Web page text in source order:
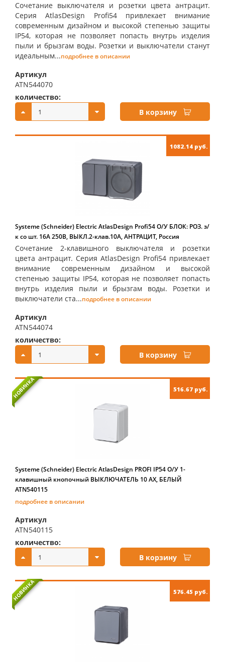
Сочетание выключателя и розетки цвета антрацит.
Серия AtlasDesign Profi54 привлекает внимание
современным дизайном и высокой степенью защиты
IP54, которая не позволяет попасть внутрь изделия
пыли и брызгам воды. Розетки и выключатели станут
идеальным...подробнее в описании
Артикул
ATN544070
количество:
В корзину
1082.14 руб.
Systeme (Schneider) Electric AtlasDesign Profi54 О/У БЛОК: РОЗ. з/
к со шт. 16А 250B, ВЫКЛ.2-клав.10А, АНТРАЦИТ, Россия
Сочетание 2-клавишного выключателя и розетки
цвета антрацит. Серия AtlasDesign Profi54 привлекает
внимание современным дизайном и высокой
степенью защиты IP54, которая не позволяет попасть
внутрь изделия пыли и брызгам воды. Розетки и
выключатели ста...подробнее в описании
Артикул
ATN544074
количество:
В корзину
НОВИНКА 516.67 руб.
Systeme (Schneider) Electric AtlasDesign PROFI IP54 О/У 1-
клавишный кнопочный ВЫКЛЮЧАТЕЛЬ 10 АХ, БЕЛЫЙ
ATN540115
подробнее в описании
Артикул
ATN540115
количество:
В корзину
НОВИНКА 576.45 руб.